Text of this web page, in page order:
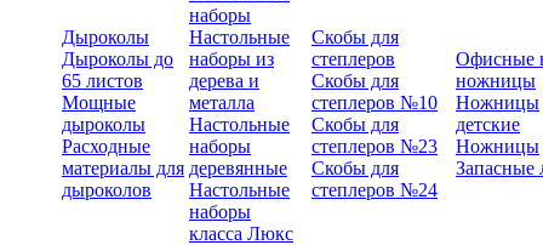
Дыроколы
Дыроколы до
65 листов
Мощные
дыроколы
Расходные
материалы для
дыроколов
наборы
Настольные
наборы из
дерева и
металла
Настольные
наборы
деревянные
Настольные
наборы
класса Люкс
Скобы для
степлеров
Скобы для
степлеров №10
Скобы для
степлеров №23
Скобы для
степлеров №24
Офисные
ножницы
Ножницы
детские
Ножницы
Запасные